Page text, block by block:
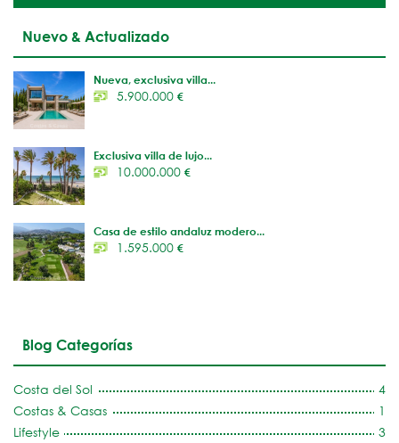
Nuevo & Actualizado
Nueva, exclusiva villa...
5.900.000 €
Exclusiva villa de lujo...
10.000.000 €
Casa de estilo andaluz modero...
1.595.000 €
Blog Categorías
Costa del Sol
4
Costas & Casas
1
Lifestyle
3